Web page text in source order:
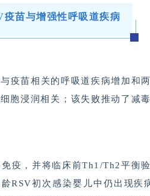
苗与增强性呼吸道疾病
疫苗相关的呼吸道疾病增加和
胞浸润相关；该失败推动了减
疫，并将临床前Th1/Th2平衡
RSV初次感染婴儿中仍出现疾